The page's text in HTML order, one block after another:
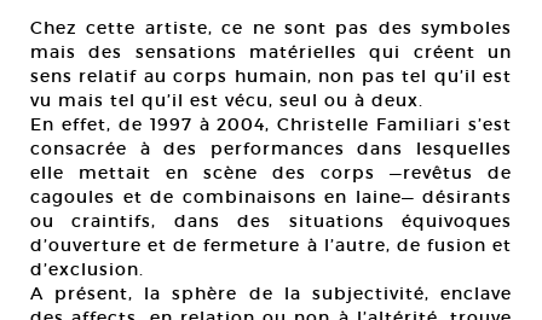
Chez cette artiste, ce ne sont pas des symboles
mais des sensations matérielles qui créent un
sens relatif au corps humain, non pas tel qu’il est
vu mais tel qu’il est vécu, seul ou à deux.
En effet, de 1997 à 2004, Christelle Familiari s’est
consacrée à des performances dans lesquelles
elle mettait en scène des corps —revêtus de
cagoules et de combinaisons en laine— désirants
ou craintifs, dans des situations équivoques
d’ouverture et de fermeture à l’autre, de fusion et
d’exclusion.
A présent, la sphère de la subjectivité, enclave